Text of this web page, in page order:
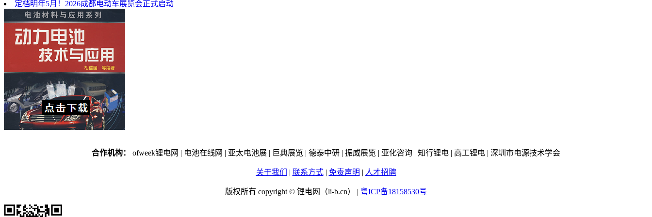
定档明年5月！2026成都电动车展览会正式启动
合作机构： ofweek锂电网 | 电池在线网 | 亚太电池展 | 巨典展览 | 德泰中研 | 振威展览 | 亚化咨询 | 知行锂电 | 高工锂电 | 深圳市电源技术学会
关于我们 | 联系方式| 免责声明 | 人才招聘
版权所有 copyright © 锂电网（li-b.cn） | 粤ICP备18158530号